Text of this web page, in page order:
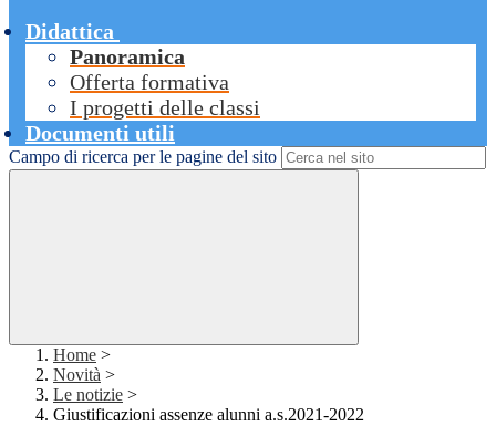
Didattica
Panoramica
Offerta formativa
I progetti delle classi
Documenti utili
Campo di ricerca per le pagine del sito
Home >
Novità >
Le notizie >
Giustificazioni assenze alunni a.s.2021-2022